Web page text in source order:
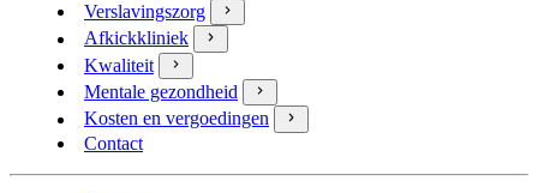
Verslavingszorg
Afkickkliniek
Kwaliteit
Mentale gezondheid
Kosten en vergoedingen
Contact